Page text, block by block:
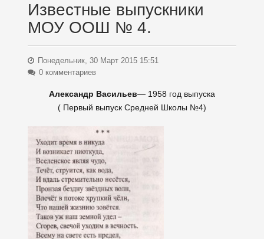
Известные выпускники
МОУ ООШ № 4.
Понедельник, 30 Март 2015 15:51
0 комментариев
Александр Васильев— 1958 год выпуска
( Первый выпуск Средней Школы №4)